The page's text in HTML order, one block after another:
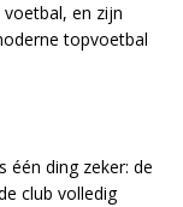
en zijn
topvoetbal
één ding zeker: de
club volledig